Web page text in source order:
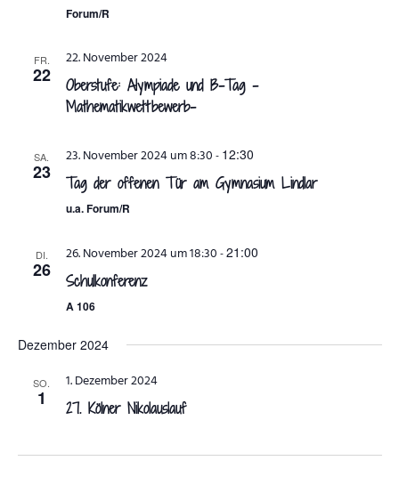
Forum/R
FR.
22
22. November 2024
Oberstufe: Alympiade und B-Tag -
Mathematikwettbewerb-
SA.
23
23. November 2024 um 8:30 - 12:30
Tag der offenen Tür am Gymnasium Lindlar
u.a. Forum/R
DI.
26
26. November 2024 um 18:30 -21:00
Schulkonferenz
A 106
Dezember 2024
SO.
1
1. Dezember 2024
27. Kölner Nikolauslauf